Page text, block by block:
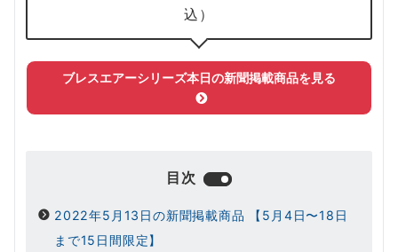
込）
ブレスエアーシリーズ本日の新聞掲載商品を見る
目次
2022年5月13日の新聞掲載商品 【5月4日〜18日
まで15日間限定】